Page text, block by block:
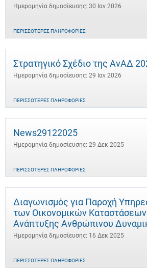
Ημερομηνία δημοσίευσης: 30 Ιαν 2026
ΠΕΡΙΣΣΌΤΕΡΕΣ ΠΛΗΡΟΦΟΡΊΕΣ
Στρατηγικό Σχέδιο της ΑνΑΔ
Ημερομηνία δημοσίευσης: 29 Ιαν 2026
ΠΕΡΙΣΣΌΤΕΡΕΣ ΠΛΗΡΟΦΟΡΊΕΣ
News29122025
Ημερομηνία δημοσίευσης: 29 Δεκ 2025
ΠΕΡΙΣΣΌΤΕΡΕΣ ΠΛΗΡΟΦΟΡΊΕΣ
Διαγωνισμός για Παροχή
των Οικονομικών
Ανάπτυξης Ανθρώπινου
Ημερομηνία δημοσίευσης: 16 Δεκ 2025
ΠΕΡΙΣΣΌΤΕΡΕΣ ΠΛΗΡΟΦΟΡΊΕΣ